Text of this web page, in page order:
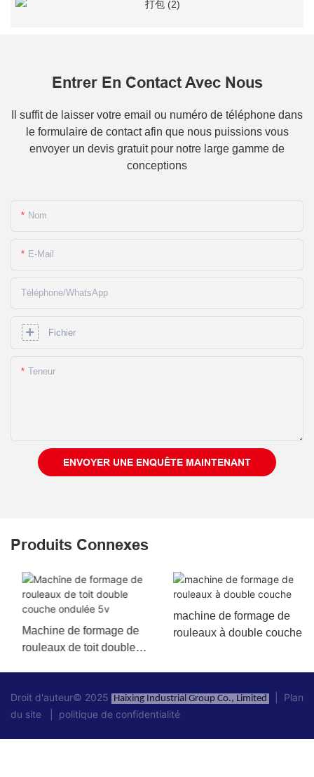
Entrer En Contact Avec Nous
Il suffit de laisser votre email ou numéro de téléphone dans
le formulaire de contact afin que nous puissions vous
envoyer un devis gratuit pour notre large gamme de
conceptions
Nom
E-Mail
Téléphone/WhatsApp
Fichier
Teneur
ENVOYER UNE ENQUÊTE MAINTENANT
Produits Connexes
Machine de formage de
rouleaux de toit double
machine de formage de
rouleaux à double couche
Droit d'auteur© 2025 Haixing Industrial Group Co., Limited
Plan
du site
politique de confidentialité